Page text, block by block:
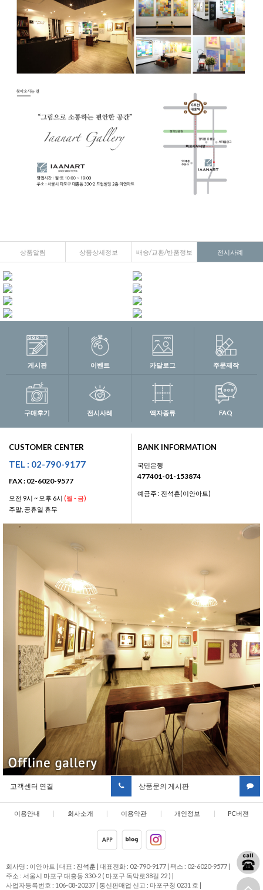
상품알림 상품상세정보 배송/교환/반품정보 전시사례
게시판 이벤트 카달로그 주문제작
구매후기 전시사례 액자종류 FAQ
CUSTOMER CENTER
TEL : 02-790-9177
FAX : 02-6020-9577
오전 9시 ~ 오후 6시 (월 - 금)
주말, 공휴일 휴무
BANK INFORMATION
국민은행
477401-01-153874
예금주 : 진석훈(이안아트)
고객센터 연결 상품문의 게시판
이용안내 | 회사소개 | 이용약관 | 개인정보 | PC버젼
회사명 : 이안아트 | 대표 : 진석훈 | 대표전화 : 02-790-9177 | 팩스 : 02-6020-9577 |
주소 : 서울시 마포구 대흥동 330-2 ( 마포구 독막로38길 22 ) |
사업자등록번호 : 106-08-20237 | 통신판매업 신고 : 마포구청 0231 호 |